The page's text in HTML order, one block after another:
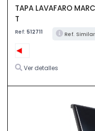
TAPA LAVAFARO
T
Ref: 512711 Ref. Similar
Ver detalles